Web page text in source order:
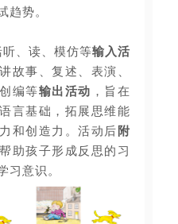
趋势。
、读、模仿等输入活
故事、复述、表演、
编等输出活动 ，旨在
言基础，拓展思维能
和创造力。活动后 附
助孩子形成反思的习
习意识。